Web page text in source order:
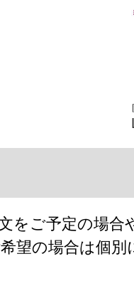
をご予定の場合
望の場合は個別